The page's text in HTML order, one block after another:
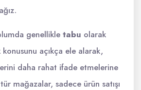
genellikle tabu olarak
açıkça ele alarak,
daha rahat ifade etmelerine
mağazalar, sadece ürün satışı